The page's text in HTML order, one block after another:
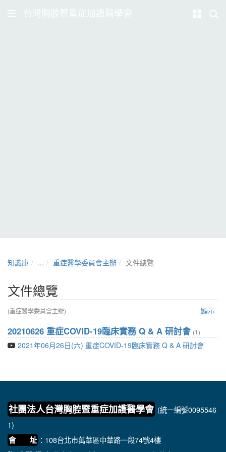
台灣胸腔暨重症加護醫學會
知識庫 ... 重症醫學委員會主辦 文件總覽
文件總覽
(重症醫學委員會主辦) 顯示
20210626 重症COVID-19臨床實務 Q & A 研討會 (1)
2021年06月26日(六) 重症COVID-19臨床實務 Q & A 研討會
社團法人台灣胸腔暨重症加護醫學會 (統一編號0095546
1)
會 址 ：108台北市萬華區中華路一段74號4樓